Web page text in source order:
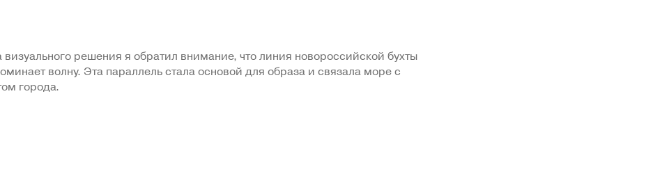
визуального решения я обратил внимание, что линия новороссийской бухты
волну. Эта параллель стала основой для образа и связала море с
города.